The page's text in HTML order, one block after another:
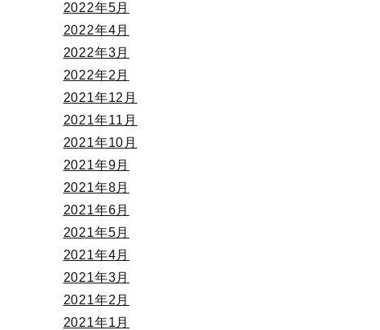
2022年5月
2022年4月
2022年3月
2022年2月
2021年12月
2021年11月
2021年10月
2021年9月
2021年8月
2021年6月
2021年5月
2021年4月
2021年3月
2021年2月
2021年1月